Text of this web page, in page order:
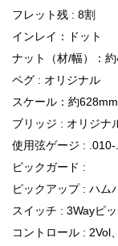
フレット残 : 8割
インレイ：ドット
ナット（材/幅）：
ペグ : オリジナル
スケール：約628mm
ブリッジ : オリジナ
使用弦ゲージ :
ピックガード :
ピックアップ : ハム
スイッチ : 3Wayピ
コントロール : 2Vol